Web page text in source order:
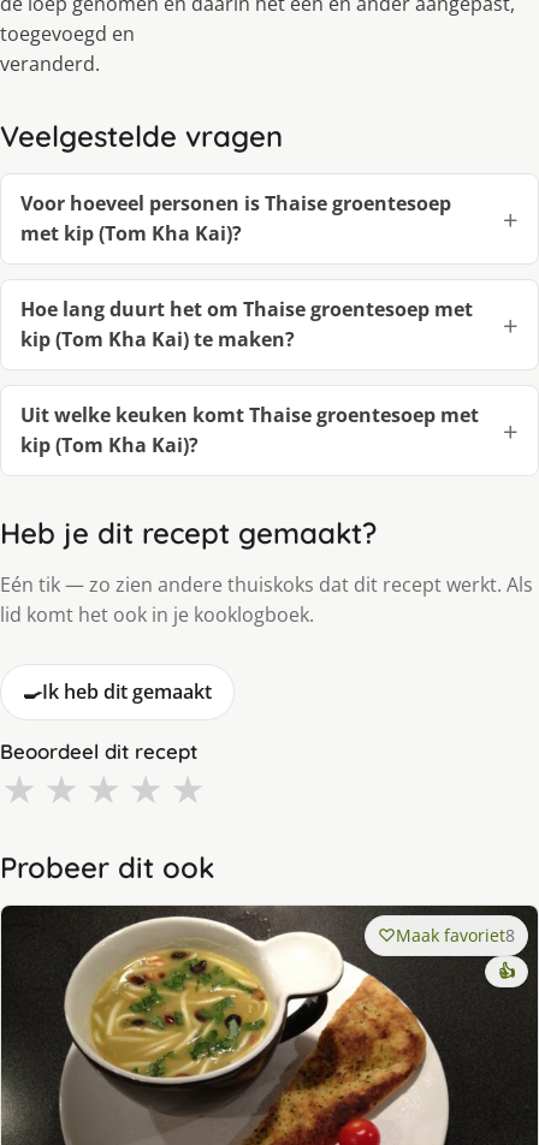
toegevoegd en
veranderd.
Veelgestelde vragen
Voor hoeveel personen is Thaise groentesoep
met kip (Tom Kha Kai)?
Hoe lang duurt het om Thaise groentesoep met
kip (Tom Kha Kai) te maken?
Uit welke keuken komt Thaise groentesoep met
kip (Tom Kha Kai)?
Heb je dit recept gemaakt?
Eén tik — zo zien andere thuiskoks dat dit recept werkt. Als
lid komt het ook in je kooklogboek.
🍳Ik heb dit gemaakt
Beoordeel dit recept
★ ★ ★ ★ ★
Probeer dit ook
Maak favoriet8
👍